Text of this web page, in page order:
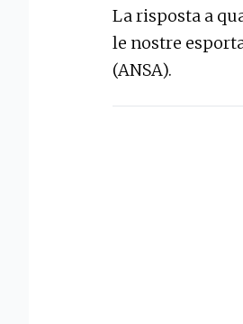
La risposta a
le nostre
(ANSA).